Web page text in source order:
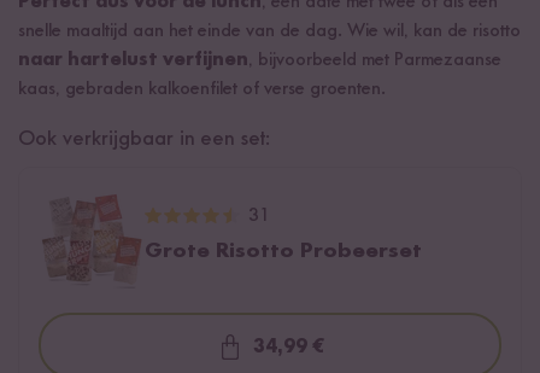
snelle maaltijd aan het einde van de dag. Wie wil, kan de risotto
naar hartelust verfijnen, bijvoorbeeld met Parmezaanse
kaas, gebraden kalkoenfilet of verse groenten.
Ook verkrijgbaar in een set:
31
Grote Risotto Probeerset
Loading...
34,99 €